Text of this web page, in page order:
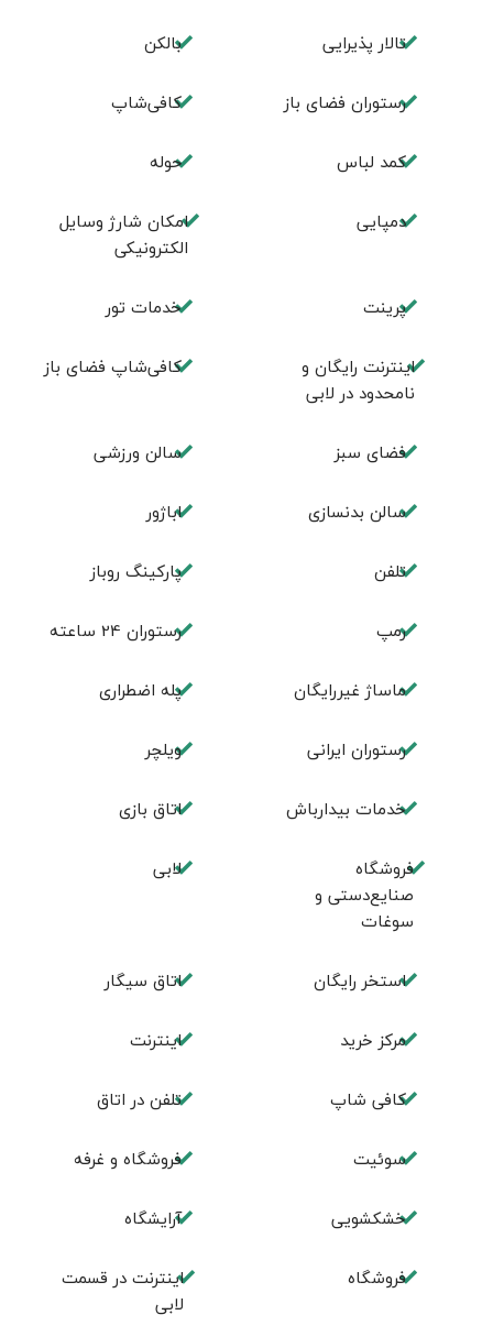
تالار پذیرایی بالکن
رستوران فضای باز کافی‌شاپ
کمد لباس حوله
دمپایی
امکان شارژ وسایل
الکترونیکی
پرینت خدمات تور
اینترنت رایگان و
نامحدود در لابی
کافی‌شاپ فضای باز
فضای سبز سالن ورزشی
سالن بدنسازی اباژور
تلفن پارکینگ روباز
رمپ رستوران 24 ساعته
ماساژ غیررایگان پله اضطراری
رستوران ایرانی ویلچر
خدمات بیدارباش اتاق بازی
فروشگاه
صنایع‌دستی و
سوغات
لابی
استخر رایگان اتاق سیگار
مرکز خرید اینترنت
کافی شاپ تلفن در اتاق
سوئیت فروشگاه و غرفه
خشکشویی آرایشگاه
فروشگاه
اینترنت در قسمت
لابی